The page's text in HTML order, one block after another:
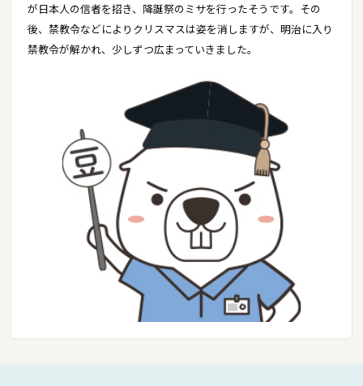
が日本人の信者を招き、降誕祭のミサを行ったそうです。その
後、禁教令などによりクリスマスは姿を消しますが、明治に入り
禁教令が解かれ、少しずつ広まっていきました。